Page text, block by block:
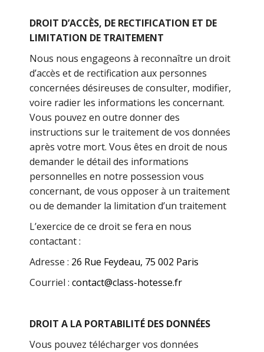
DROIT D’ACCÈS, DE RECTIFICATION ET DE
LIMITATION DE TRAITEMENT
Nous nous engageons à reconnaître un droit
d’accès et de rectification aux personnes
concernées désireuses de consulter, modifier,
voire radier les informations les concernant.
Vous pouvez en outre donner des
instructions sur le traitement de vos données
après votre mort. Vous êtes en droit de nous
demander le détail des informations
personnelles en notre possession vous
concernant, de vous opposer à un traitement
ou de demander la limitation d’un traitement
L’exercice de ce droit se fera en nous
contactant :
Adresse : 26 Rue Feydeau, 75 002 Paris
Courriel :contact@class-hotesse.fr
DROIT A LA PORTABILITÉ DES DONNÉES
Vous pouvez télécharger vos données